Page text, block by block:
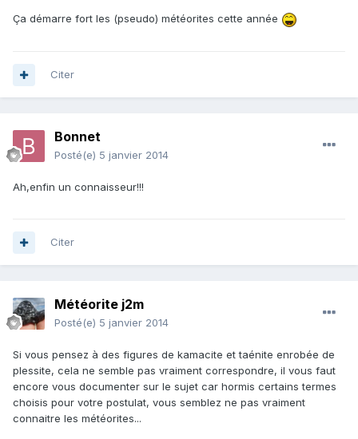
Ça démarre fort les (pseudo) météorites cette année
Citer
Bonnet
Posté(e) 5 janvier 2014
Ah,enfin un connaisseur!!!
Citer
Météorite j2m
Posté(e) 5 janvier 2014
Si vous pensez à des figures de kamacite et taénite enrobée de
plessite, cela ne semble pas vraiment correspondre, il vous faut
encore vous documenter sur le sujet car hormis certains termes
choisis pour votre postulat, vous semblez ne pas vraiment
connaitre les météorites...